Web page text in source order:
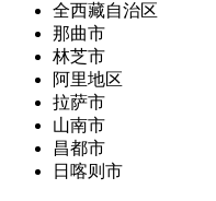
全西藏自治区
那曲市
林芝市
阿里地区
拉萨市
山南市
昌都市
日喀则市